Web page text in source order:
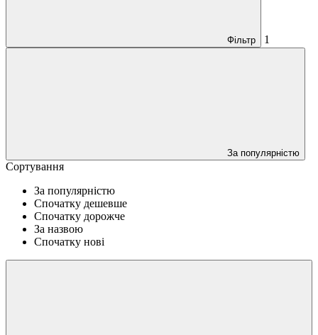
Фільтр 1
За популярністю
Сортування
За популярністю
Спочатку дешевше
Cпочатку дорожче
За назвою
Спочатку нові